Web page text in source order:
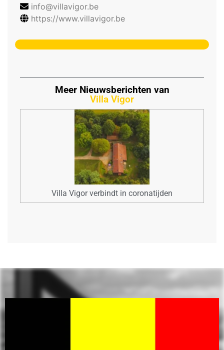
info@villavigor.be
https://www.villavigor.be
Meer Nieuwsberichten van
Villa Vigor
Villa Vigor verbindt in coronatijden